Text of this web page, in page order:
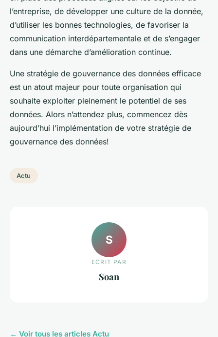
l’entreprise, de développer une culture de la donnée,
d’utiliser les bonnes technologies, de favoriser la
communication interdépartementale et de s’engager
dans une démarche d’amélioration continue.
Une stratégie de gouvernance des données efficace
est un atout majeur pour toute organisation qui
souhaite exploiter pleinement le potentiel de ses
données. Alors n’attendez plus, commencez dès
aujourd’hui l’implémentation de votre stratégie de
gouvernance des données!
Actu
S
ECRIT PAR
Soan
← Voir tous les articles Actu